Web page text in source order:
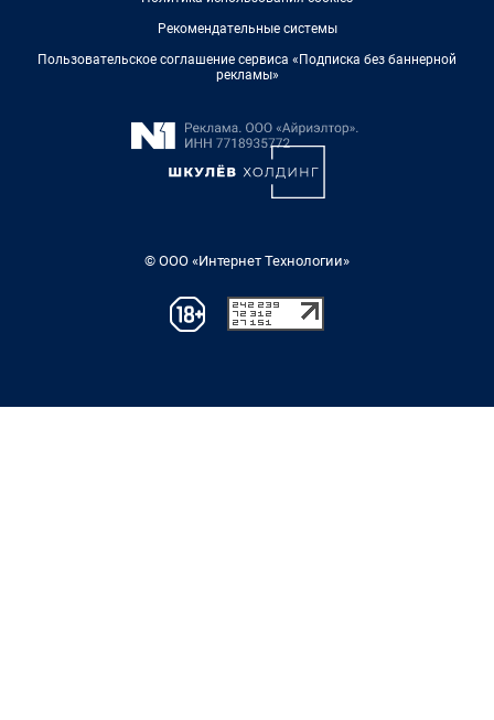
Рекомендательные системы
Пользовательское соглашение сервиса «Подписка без баннерной
рекламы»
© ООО «Интернет Технологии»